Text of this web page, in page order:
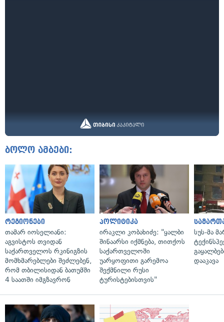
ბოლო ამბები:
რეგიონები
თამარ იოსელიანი:
აგვისტოს თვიდან
საქართველოს რკინიგზის
მომხმარებლები შეძლებენ,
რომ თბილისიდან ბათუმში
4 საათში იმგზავრონ
პოლიტიკა
ირაკლი კობახიძე: "ყალბი
შინაარსი იქმნება, თითქოს
საქართველოში
უარყოფითი გარემოა
შექმნილი რუსი
ტურისტებისთვის"
სუს-მა
დააკავა